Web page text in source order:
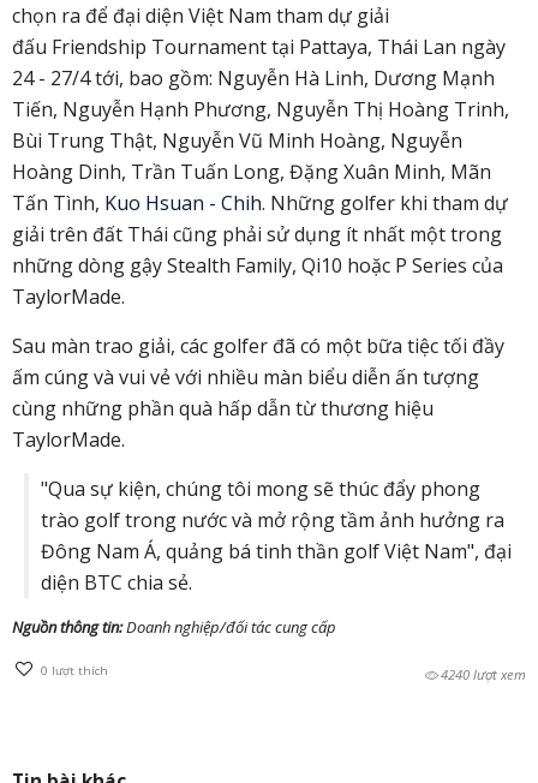
chọn ra để đại diện Việt Nam tham dự giải
đấu Friendship Tournament tại Pattaya, Thái Lan ngày
24 - 27/4 tới, bao gồm: Nguyễn Hà Linh, Dương Mạnh
Tiến, Nguyễn Hạnh Phương, Nguyễn Thị Hoàng Trinh,
Bùi Trung Thật, Nguyễn Vũ Minh Hoàng, Nguyễn
Hoàng Dinh, Trần Tuấn Long, Đặng Xuân Minh, Mãn
Tấn Tình, Kuo Hsuan - Chih. Những golfer khi tham dự
giải trên đất Thái cũng phải sử dụng ít nhất một trong
những dòng gậy Stealth Family, Qi10 hoặc P Series của
TaylorMade.
Sau màn trao giải, các golfer đã có một bữa tiệc tối đầy
ấm cúng và vui vẻ với nhiều màn biểu diễn ấn tượng
cùng những phần quà hấp dẫn từ thương hiệu
TaylorMade.
"Qua sự kiện, chúng tôi mong sẽ thúc đẩy phong
trào golf trong nước và mở rộng tầm ảnh hưởng ra
Đông Nam Á, quảng bá tinh thần golf Việt Nam", đại
diện BTC chia sẻ.
Nguồn thông tin:Doanh nghiệp/đối tác cung cấp
0 lượt thích 4240 lượt xem